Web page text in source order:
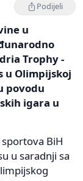
Podijeli
u
Trophy -
u Olimpijskoj
povodu
igara u
BiH
u saradnji sa